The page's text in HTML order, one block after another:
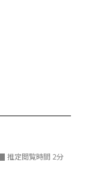
推定閲覧時間 2分